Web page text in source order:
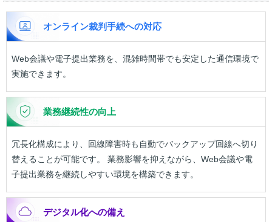
オンライン裁判手続への対応
Web会議や電子提出業務を、混雑時間帯でも安定した通信環境で
実施できます。
業務継続性の向上
冗長化構成により、回線障害時も自動でバックアップ回線へ切り
替えることが可能です。 業務影響を抑えながら、Web会議や電
子提出業務を継続しやすい環境を構築できます。
デジタル化への備え